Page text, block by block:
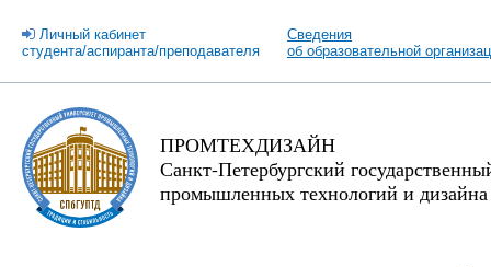
Личный кабинет
студента/аспиранта/преподавателя
Сведения
об образовательной
ПРОМТЕХДИЗАЙН
Санкт-Петербургский
промышленных технологий и дизайна